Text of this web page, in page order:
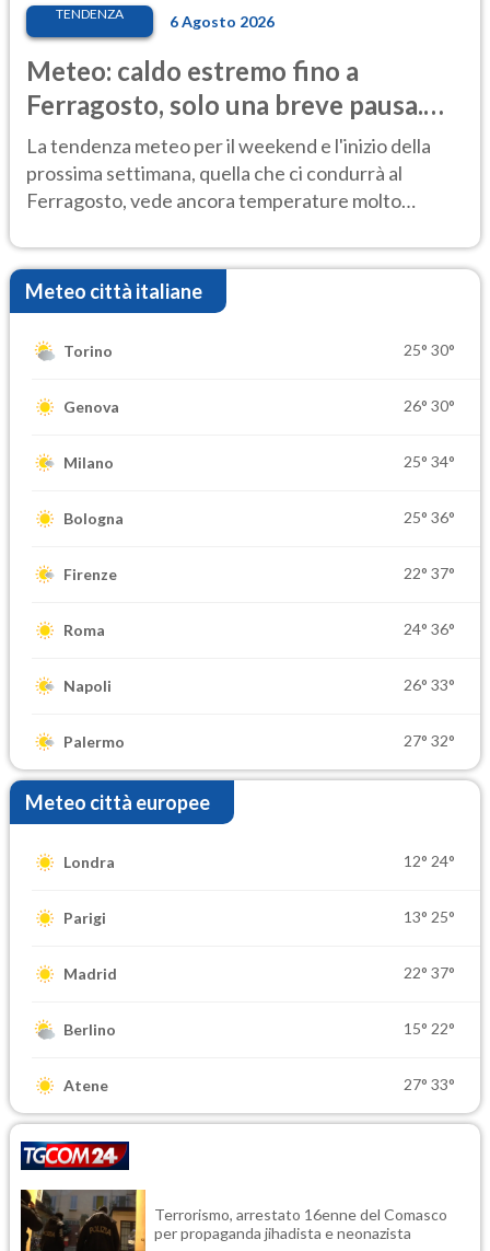
TENDENZA 6 Agosto 2026
Meteo: caldo estremo fino a
Ferragosto, solo una breve pausa.
Ecco dove
La tendenza meteo per il weekend e l'inizio della
prossima settimana, quella che ci condurrà al
Ferragosto, vede ancora temperature molto
Meteo città italiane
Torino 25° 30°
Genova 26° 30°
Milano 25° 34°
Bologna 25° 36°
Firenze 22° 37°
Roma 24° 36°
Napoli 26° 33°
Palermo 27° 32°
Meteo città europee
Londra 12° 24°
Parigi 13° 25°
Madrid 22° 37°
Berlino 15° 22°
Atene 27° 33°
Terrorismo, arrestato 16enne del Comasco
per propaganda jihadista e neonazista